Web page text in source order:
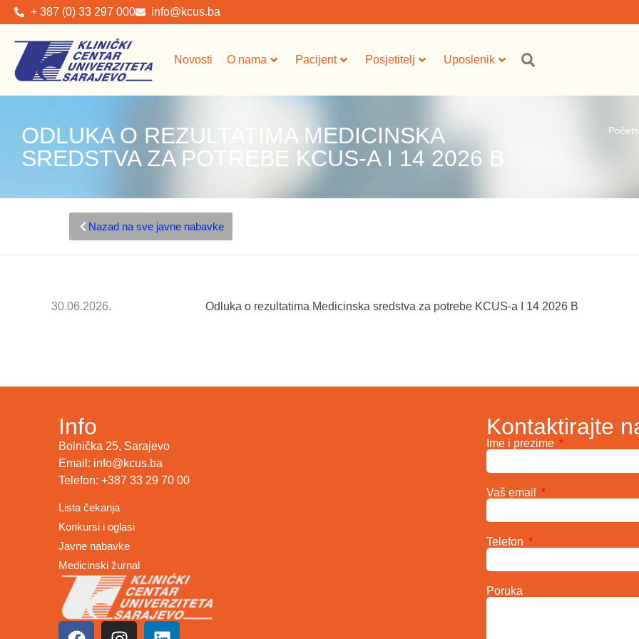
+ 387 (0) 33 297 000 info@kcus.ba
Novosti O nama Pacijent Posjetitelj Uposlenik
ODLUKA O REZULTATIMA MEDICINSKA
SREDSTVA ZA POTREBE KCUS-A I 14 2026 B
Nazad na sve javne nabavke
30.06.2026. Odluka o rezultatima Medicinska sredstva za potrebe KCUS-a I 14 2026 B
Info
Bolnička 25, Sarajevo
Email: info@kcus.ba
Telefon: +387 33 29 70 00
Lista čekanja
Konkursi i oglasi
Javne nabavke
Medicinski žurnal
Kontaktirajte
Ime i prezime
Vaš email
Telefon
Poruka